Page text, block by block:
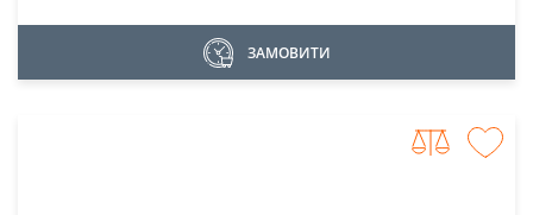
ЗАМОВИТИ